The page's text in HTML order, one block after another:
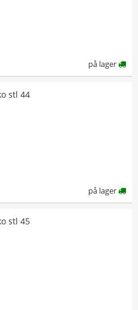
på lager
stl 44
på lager
stl 45